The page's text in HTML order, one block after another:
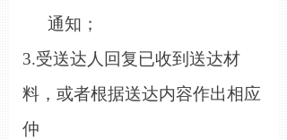
通知；
3.受送达人回复已收到送达材
料，或者根据送达内容作出相应
仲